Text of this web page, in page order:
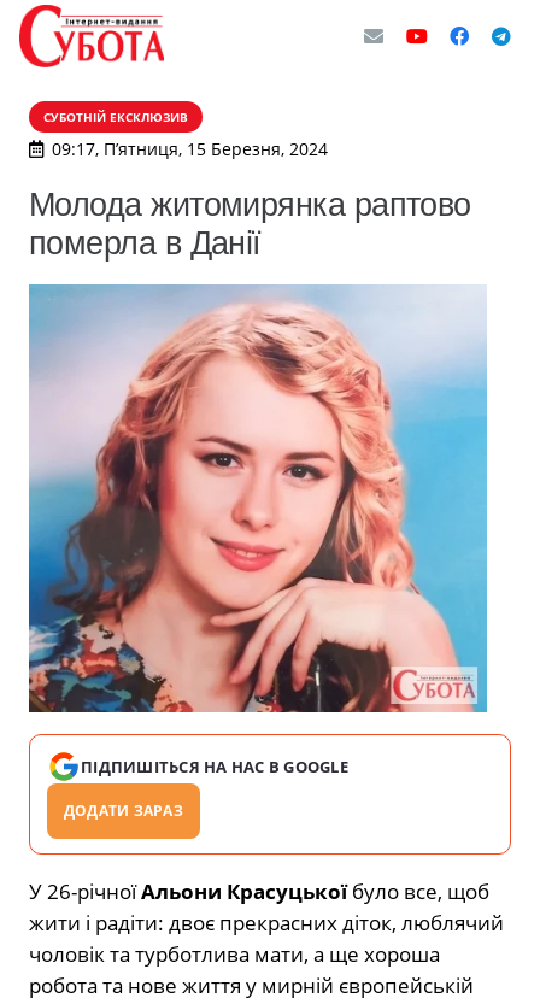
СУБОТНІЙ ЕКСКЛЮЗИВ
09:17, П’ятниця, 15 Березня, 2024
Молода житомирянка раптово
померла в Данії
ПІДПИШІТЬСЯ НА НАС В GOOGLE
ДОДАТИ ЗАРАЗ
У 26-річноїАльони Красуцькоїбуло все, щоб
жити і радіти: двоє прекрасних діток, люблячий
чоловік та турботлива мати, а ще хороша
робота та нове життя у мирній європейській